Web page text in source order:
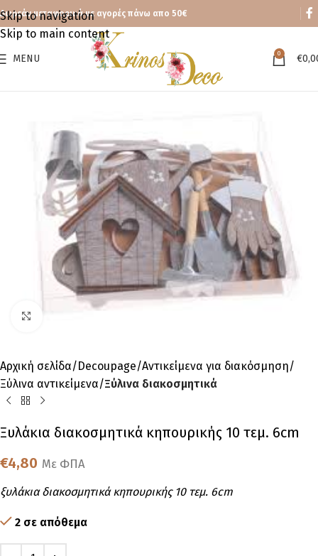
Skip to navigation
Skip to main content
Δωρεάν μεταφορικά με αγορές πάνω απο 50€
MENU 0 €
Αρχική σελίδα Decoupage Αντικείμενα για διακόσμηση
Ξύλινα αντικείμενα Ξύλινα διακοσμητικά
Ξυλάκια διακοσμητικά κηπουρικής 10 τεμ. 6cm
€4,80 Με ΦΠΑ
ξυλάκια διακοσμητικά κηπουρικής 10 τεμ. 6cm
2 σε απόθεμα